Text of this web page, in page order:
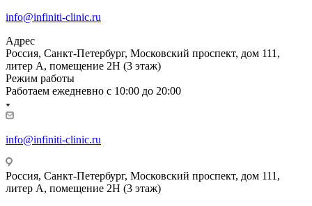
info@infiniti-clinic.ru
Адрес
Россия, Санкт-Петербург, Московский проспект, дом 111,
литер А, помещение 2Н (3 этаж)
Режим работы
Работаем ежедневно с 10:00 до 20:00
info@infiniti-clinic.ru
Россия, Санкт-Петербург, Московский проспект, дом 111,
литер А, помещение 2Н (3 этаж)